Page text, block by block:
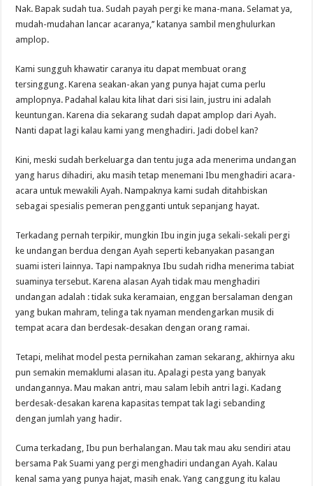
Nak. Bapak sudah tua. Sudah payah pergi ke mana-mana. Selamat ya,
mudah-mudahan lancar acaranya,’’ katanya sambil menghulurkan
amplop.
Kami sungguh khawatir caranya itu dapat membuat orang
tersinggung. Karena seakan-akan yang punya hajat cuma perlu
amplopnya. Padahal kalau kita lihat dari sisi lain, justru ini adalah
keuntungan. Karena dia sekarang sudah dapat amplop dari Ayah.
Nanti dapat lagi kalau kami yang menghadiri. Jadi dobel kan?
Kini, meski sudah berkeluarga dan tentu juga ada menerima undangan
yang harus dihadiri, aku masih tetap menemani Ibu menghadiri acara-
acara untuk mewakili Ayah. Nampaknya kami sudah ditahbiskan
sebagai spesialis pemeran pengganti untuk sepanjang hayat.
Terkadang pernah terpikir, mungkin Ibu ingin juga sekali-sekali pergi
ke undangan berdua dengan Ayah seperti kebanyakan pasangan
suami isteri lainnya. Tapi nampaknya Ibu sudah ridha menerima tabiat
suaminya tersebut. Karena alasan Ayah tidak mau menghadiri
undangan adalah : tidak suka keramaian, enggan bersalaman dengan
yang bukan mahram, telinga tak nyaman mendengarkan musik di
tempat acara dan berdesak-desakan dengan orang ramai.
Tetapi, melihat model pesta pernikahan zaman sekarang, akhirnya aku
pun semakin memaklumi alasan itu. Apalagi pesta yang banyak
undangannya. Mau makan antri, mau salam lebih antri lagi. Kadang
berdesak-desakan karena kapasitas tempat tak lagi sebanding
dengan jumlah yang hadir.
Cuma terkadang, Ibu pun berhalangan. Mau tak mau aku sendiri atau
bersama Pak Suami yang pergi menghadiri undangan Ayah. Kalau
kenal sama yang punya hajat, masih enak. Yang canggung itu kalau